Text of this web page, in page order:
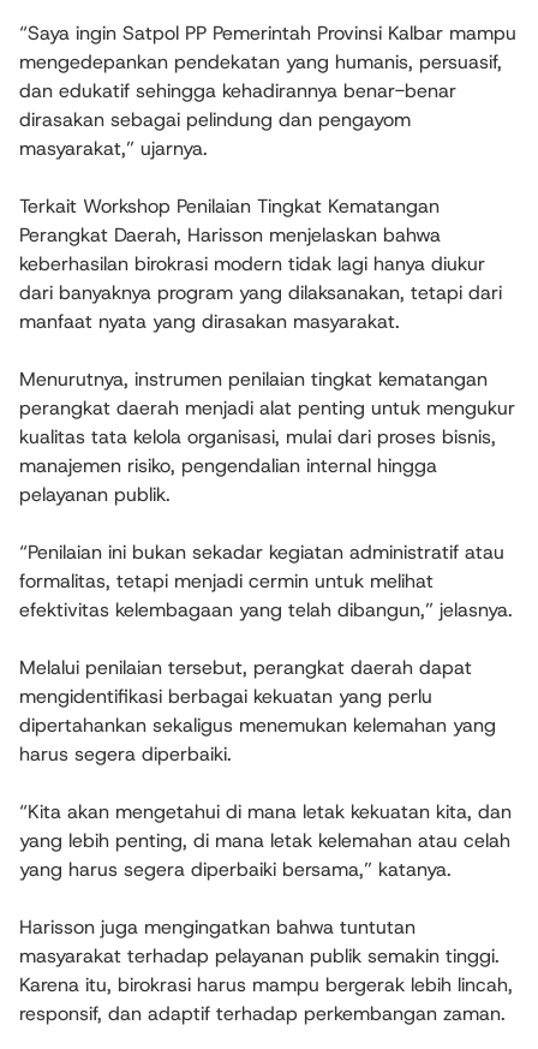
“Saya ingin Satpol PP Pemerintah Provinsi Kalbar mampu
mengedepankan pendekatan yang humanis, persuasif,
dan edukatif sehingga kehadirannya benar-benar
dirasakan sebagai pelindung dan pengayom
masyarakat,” ujarnya.
Terkait Workshop Penilaian Tingkat Kematangan
Perangkat Daerah, Harisson menjelaskan bahwa
keberhasilan birokrasi modern tidak lagi hanya diukur
dari banyaknya program yang dilaksanakan, tetapi dari
manfaat nyata yang dirasakan masyarakat.
Menurutnya, instrumen penilaian tingkat kematangan
perangkat daerah menjadi alat penting untuk mengukur
kualitas tata kelola organisasi, mulai dari proses bisnis,
manajemen risiko, pengendalian internal hingga
pelayanan publik.
“Penilaian ini bukan sekadar kegiatan administratif atau
formalitas, tetapi menjadi cermin untuk melihat
efektivitas kelembagaan yang telah dibangun,” jelasnya.
Melalui penilaian tersebut, perangkat daerah dapat
mengidentifikasi berbagai kekuatan yang perlu
dipertahankan sekaligus menemukan kelemahan yang
harus segera diperbaiki.
“Kita akan mengetahui di mana letak kekuatan kita, dan
yang lebih penting, di mana letak kelemahan atau celah
yang harus segera diperbaiki bersama,” katanya.
Harisson juga mengingatkan bahwa tuntutan
masyarakat terhadap pelayanan publik semakin tinggi.
Karena itu, birokrasi harus mampu bergerak lebih lincah,
responsif, dan adaptif terhadap perkembangan zaman.